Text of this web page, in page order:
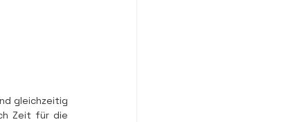
gleichzeitig
Zeit für die